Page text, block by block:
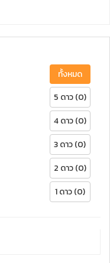
ทั้งหมด
5 ดาว (0)
4 ดาว (0)
3 ดาว (0)
2 ดาว (0)
1 ดาว (0)